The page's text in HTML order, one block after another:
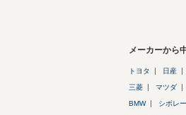
メーカーから
トヨタ 日産
三菱 マツダ
BMW シボレー